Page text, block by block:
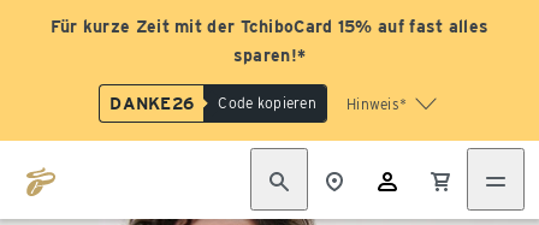
Für kurze Zeit mit der TchiboCard 15% auf fast alles
sparen!*
DANKE26 Code kopieren Hinweis*